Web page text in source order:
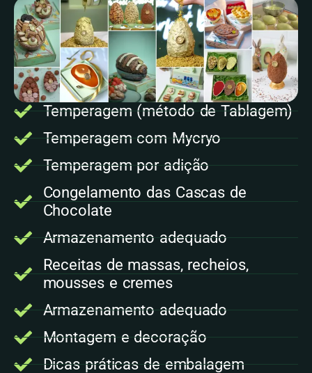
Temperagem (método de Tablagem)
Temperagem com Mycryo
Temperagem por adição
Congelamento das Cascas de
Chocolate
Armazenamento adequado
Receitas de massas, recheios,
mousses e cremes
Armazenamento adequado
Montagem e decoração
Dicas práticas de embalagem